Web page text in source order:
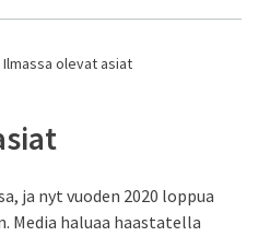
Ilmassa olevat asiat
ja nyt vuoden 2020 loppua
Media haluaa haastatella